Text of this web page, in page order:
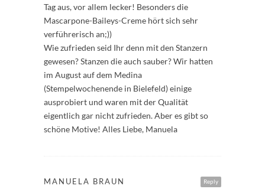
Tag aus, vor allem lecker! Besonders die
Mascarpone-Baileys-Creme hört sich sehr
verführerisch an;))
Wie zufrieden seid Ihr denn mit den Stanzern
gewesen? Stanzen die auch sauber? Wir hatten
im August auf dem Medina
(Stempelwochenende in Bielefeld) einige
ausprobiert und waren mit der Qualität
eigentlich gar nicht zufrieden. Aber es gibt so
schöne Motive! Alles Liebe, Manuela
Reply
MANUELA BRAUN